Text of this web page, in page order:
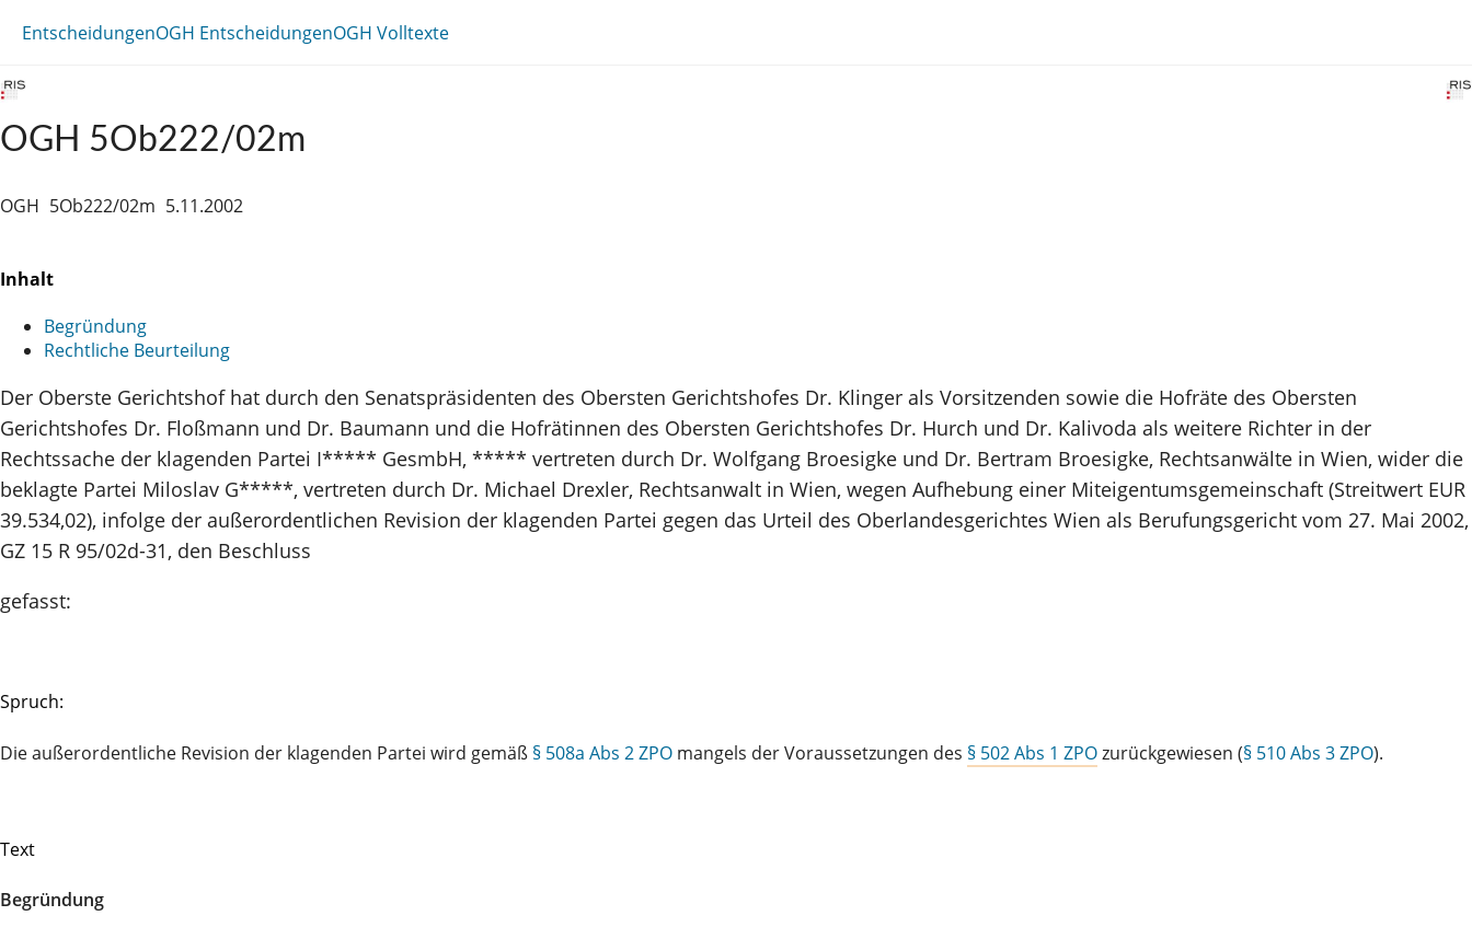
EntscheidungenOGH EntscheidungenOGH Volltexte
OGH 5Ob222/02m
OGH 5Ob222/02m 5.11.2002
Inhalt
Begründung
Rechtliche Beurteilung
Der Oberste Gerichtshof hat durch den Senatspräsidenten des Obersten Gerichtshofes Dr. Klinger als Vorsitzenden sowie die Hofräte des Obersten
Gerichtshofes Dr. Floßmann und Dr. Baumann und die Hofrätinnen des Obersten Gerichtshofes Dr. Hurch und Dr. Kalivoda als weitere Richter in der
Rechtssache der klagenden Partei I***** GesmbH, ***** vertreten durch Dr. Wolfgang Broesigke und Dr. Bertram Broesigke, Rechtsanwälte in Wien, wider die
beklagte Partei Miloslav G*****, vertreten durch Dr. Michael Drexler, Rechtsanwalt in Wien, wegen Aufhebung einer Miteigentumsgemeinschaft (Streitwert EUR
39.534,02), infolge der außerordentlichen Revision der klagenden Partei gegen das Urteil des Oberlandesgerichtes Wien als Berufungsgericht vom 27. Mai 2002,
GZ 15 R 95/02d-31, den Beschluss
gefasst:
Spruch:
Die außerordentliche Revision der klagenden Partei wird gemäß § 508a Abs 2 ZPO mangels der Voraussetzungen des § 502 Abs 1 ZPOzurückgewiesen (§ 510 Abs 3 ZPO).
Text
Begründung